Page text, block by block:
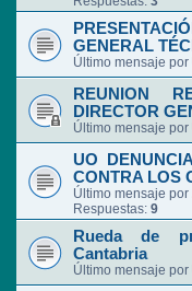
GENERAL
Último mensaje por
REUNION
DIRECTOR
Último mensaje por
UO
CONTRA LOS
Último mensaje por
Respuestas: 9
Rueda de
Cantabria
Último mensaje por